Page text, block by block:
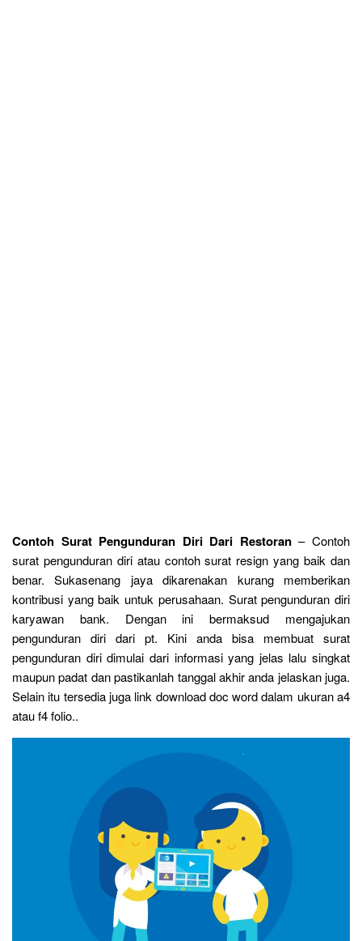
Contoh Surat Pengunduran Diri Dari Restoran– Contoh
surat pengunduran diri atau contoh surat resign yang baik dan
benar. Sukasenang jaya dikarenakan kurang memberikan
kontribusi yang baik untuk perusahaan. Surat pengunduran diri
karyawan bank. Dengan ini bermaksud mengajukan
pengunduran diri dari pt. Kini anda bisa membuat surat
pengunduran diri dimulai dari informasi yang jelas lalu singkat
maupun padat dan pastikanlah tanggal akhir anda jelaskan juga.
Selain itu tersedia juga link download doc word dalam ukuran a4
atau f4 folio..